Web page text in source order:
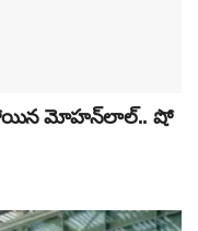
మోహన్‌లాల్‌.. షో